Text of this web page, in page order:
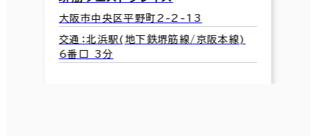
大阪市中央区平野町2-2-13
交通：北浜駅(地下鉄堺筋線/京阪本線)
6番口 3分